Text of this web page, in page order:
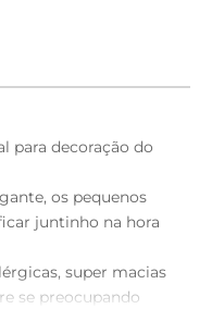
para decoração do
os pequenos
juntinho na hora
super macias
se preocupando